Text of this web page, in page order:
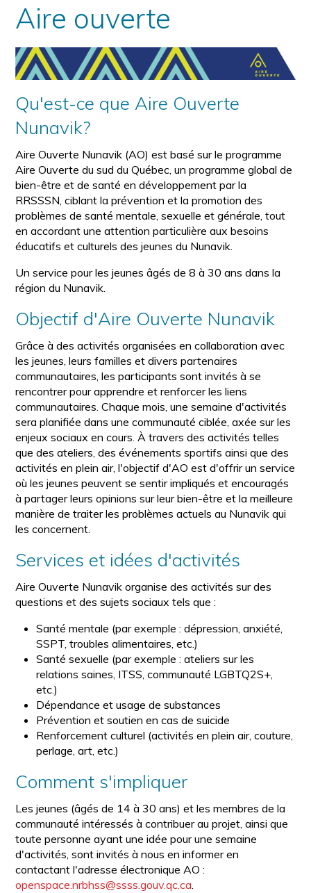
Aire ouverte
Qu'est-ce que Aire Ouverte
Nunavik?
Aire Ouverte Nunavik (AO) est basé sur le programme
Aire Ouverte du sud du Québec, un programme global de
bien-être et de santé en développement par la
RRSSSN, ciblant la prévention et la promotion des
problèmes de santé mentale, sexuelle et générale, tout
en accordant une attention particulière aux besoins
éducatifs et culturels des jeunes du Nunavik.
Un service pour les jeunes âgés de 8 à 30 ans dans la
région du Nunavik.
Objectif d'Aire Ouverte Nunavik
Grâce à des activités organisées en collaboration avec
les jeunes, leurs familles et divers partenaires
communautaires, les participants sont invités à se
rencontrer pour apprendre et renforcer les liens
communautaires. Chaque mois, une semaine d'activités
sera planifiée dans une communauté ciblée, axée sur les
enjeux sociaux en cours. À travers des activités telles
que des ateliers, des événements sportifs ainsi que des
activités en plein air, l'objectif d'AO est d'offrir un service
où les jeunes peuvent se sentir impliqués et encouragés
à partager leurs opinions sur leur bien-être et la meilleure
manière de traiter les problèmes actuels au Nunavik qui
les concernent.
Services et idées d'activités
Aire Ouverte Nunavik organise des activités sur des
questions et des sujets sociaux tels que :
Santé mentale (par exemple : dépression, anxiété,
SSPT, troubles alimentaires, etc.)
Santé sexuelle (par exemple : ateliers sur les
relations saines, ITSS, communauté LGBTQ2S+,
etc.)
Dépendance et usage de substances
Prévention et soutien en cas de suicide
Renforcement culturel (activités en plein air, couture,
perlage, art, etc.)
Comment s'impliquer
Les jeunes (âgés de 14 à 30 ans) et les membres de la
communauté intéressés à contribuer au projet, ainsi que
toute personne ayant une idée pour une semaine
d'activités, sont invités à nous en informer en
contactant l'adresse électronique AO :
openspace.nrbhss@ssss.gouv.qc.ca.